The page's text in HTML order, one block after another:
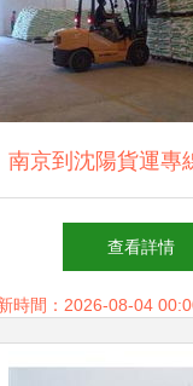
南京到沈陽貨運專
接南北的物流
查看詳情
時間：2026-08-04